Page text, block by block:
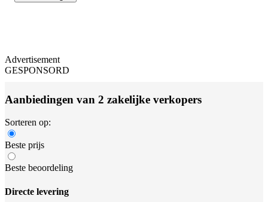
Advertisement
GESPONSORD
Aanbiedingen van 2 zakelijke verkopers
Sorteren op:
Beste prijs
Beste beoordeling
Directe levering